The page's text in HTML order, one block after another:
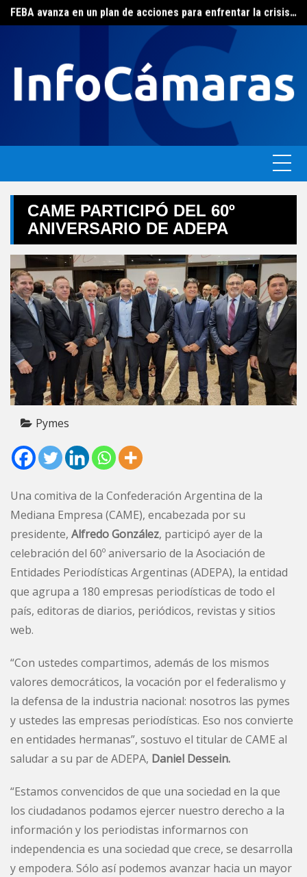
Skip
toEl ERAS continúa con el beneficio de la tarifa social del agua
CAME PARTICIPÓ DEL 60º
ANIVERSARIO DE ADEPA
Pymes
Una comitiva de la Confederación Argentina de la
Mediana Empresa (CAME), encabezada por su
presidente, Alfredo González, participó ayer de la
celebración del 60º aniversario de la Asociación de
Entidades Periodísticas Argentinas (ADEPA), la entidad
que agrupa a 180 empresas periodísticas de todo el
país, editoras de diarios, periódicos, revistas y sitios
web.
“Con ustedes compartimos, además de los mismos
valores democráticos, la vocación por el federalismo y
la defensa de la industria nacional: nosotros las pymes
y ustedes las empresas periodísticas. Eso nos convierte
en entidades hermanas”, sostuvo el titular de CAME al
saludar a su par de ADEPA, Daniel Dessein.
“Estamos convencidos de que una sociedad en la que
los ciudadanos podamos ejercer nuestro derecho a la
información y los periodistas informarnos con
independencia es una sociedad que crece, se desarrolla
y empodera. Sólo así podemos avanzar hacia un mayor